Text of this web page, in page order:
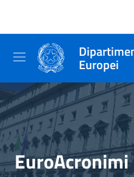
Europei
EuroAcronimi